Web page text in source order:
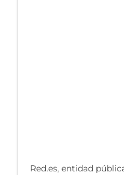
Red.es, entidad